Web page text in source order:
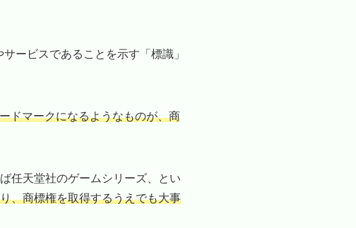
ービスであることを示す「標識」
ドマークになるようなものが、商
任天堂社のゲームシリーズ、とい
、商標権を取得するうえでも大事